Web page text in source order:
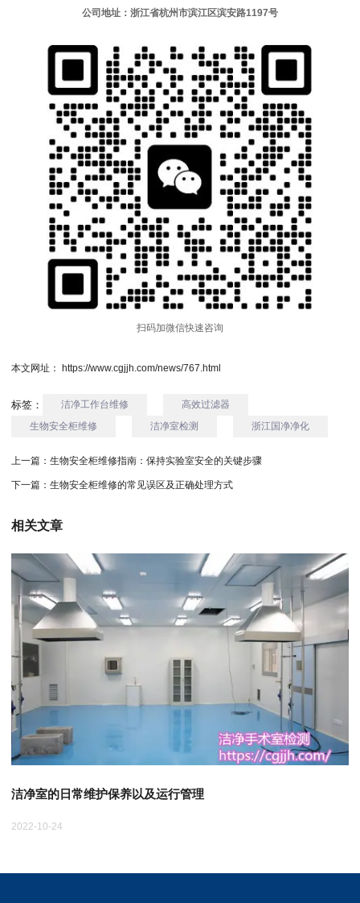
公司地址：浙江省杭州市滨江区滨安路1197号
扫码加微信快速咨询
本文网址： https://www.cgjjh.com/news/767.html
标签： 洁净工作台维修
高效过滤器
生物安全柜维修
洁净室检测 浙江国净净化
上一篇： 生物安全柜维修指南：保持实验室安全的关键步骤
下一篇： 生物安全柜维修的常见误区及正确处理方式
相关文章
洁净室的日常维护保养以及运行管理
2022-10-24